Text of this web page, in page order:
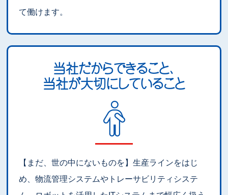
て働けます。
当社だからできること、
当社が大切にしていること
【まだ、世の中にないものを】生産ラインをはじ
め、物流管理システムやトレーサビリティシステ